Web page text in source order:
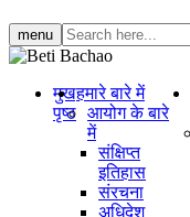
menu Search
मुख
पृष्ठ
हमारे बारे में
आयोग के बारे
में
संक्षिप्‍त
इतिहास
संरचना
अधिदेश